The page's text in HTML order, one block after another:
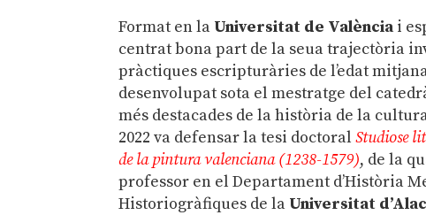
Format en la Universitat de València i
centrat bona part de la seua trajectòria
pràctiques escripturàries de l’edat
desenvolupat sota el mestratge del
més destacades de la història de la
2022 va defensar la tesi doctoralStudiose
de la pintura valenciana (1238-1579), de la
professor en el Departament d’Història
Historiogràfiques de la Universitat